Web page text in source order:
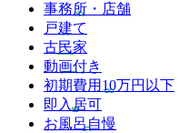
事務所・店舗
戸建て
古民家
動画付き
初期費用10万円以下
即入居可
お風呂自慢